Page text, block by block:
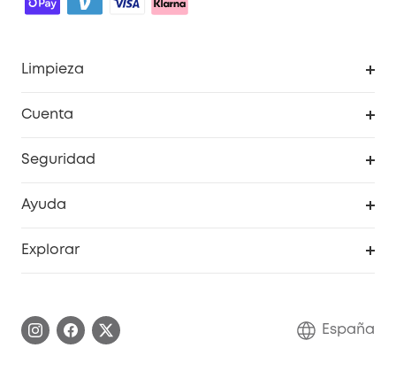
Limpieza
Cuenta
Seguridad
Sistemas de Alarma
Ayuda
Explorar
Conviértete en afiliado
España